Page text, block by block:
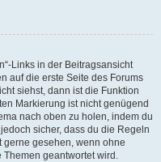
Links in der Beitragsansicht
auf die erste Seite des Forums
siehst, dann ist die Funktion
Markierung ist nicht genügend
nach oben zu holen, indem du
sicher, dass du die Regeln
gerne gesehen, wenn ohne
geantwortet wird.